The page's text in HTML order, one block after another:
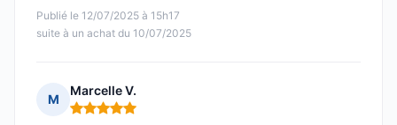
Publié le 12/07/2025 à 15h17
suite à un achat du 10/07/2025
M
Marcelle V.
Note : 5 sur 5